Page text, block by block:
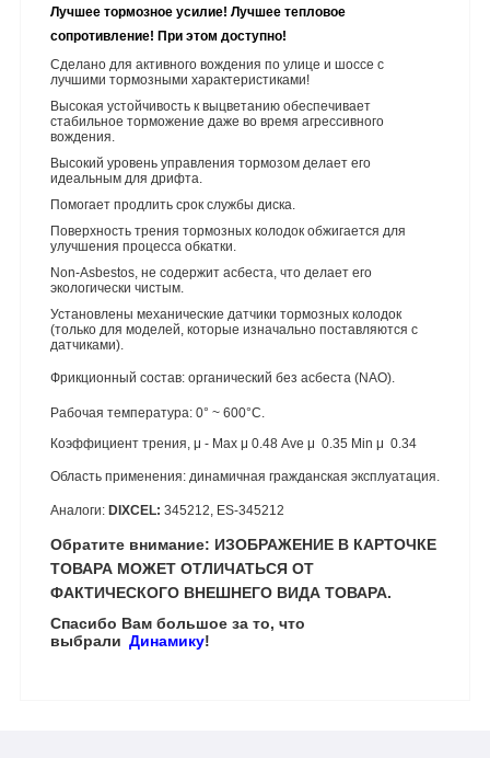
Лучшее тормозное усилие! Лучшее тепловое
сопротивление! При этом доступно!
Сделано для активного вождения по улице и шоссе с
лучшими тормозными характеристиками!
Высокая устойчивость к выцветанию обеспечивает
стабильное торможение даже во время агрессивного
вождения.
Высокий уровень управления тормозом делает его
идеальным для дрифта.
Помогает продлить срок службы диска.
Поверхность трения тормозных колодок обжигается для
улучшения процесса обкатки.
Non-Asbestos, не содержит асбеста, что делает его
экологически чистым.
Установлены механические датчики тормозных колодок
(только для моделей, которые изначально поставляются с
датчиками).
Фрикционный состав: органический без асбеста (NAO).
Рабочая температура: 0° ~ 600°C.
Коэффициент трения, μ - Max μ 0.48 Ave μ 0.35 Min μ 0.34
Область применения: динамичная гражданская эксплуатация.
Аналоги: DIXCEL: 345212, ES-345212
Обратите внимание: ИЗОБРАЖЕНИЕ В КАРТОЧКЕ
ТОВАРА МОЖЕТ ОТЛИЧАТЬСЯ ОТ
ФАКТИЧЕСКОГО ВНЕШНЕГО ВИДА ТОВАРА.
Спасибо Вам большое за то, что
выбрали Динамику!